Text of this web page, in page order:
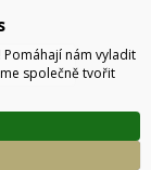
nám vyladit
společně tvořit